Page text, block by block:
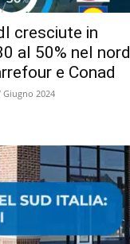
cresciute in
al 50% nel nord
e Conad
Giugno 2024